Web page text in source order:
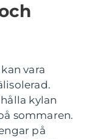
vara
kylan
sommaren.
på